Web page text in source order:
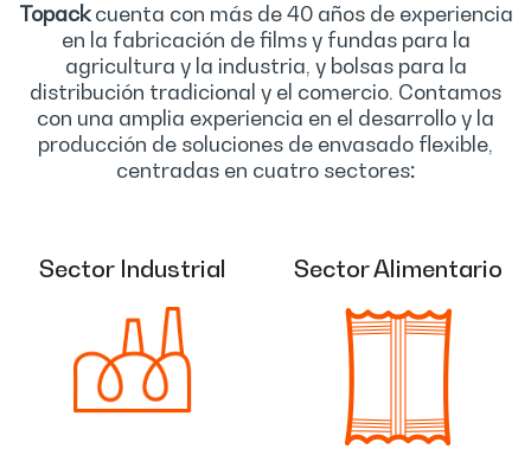
Topackcuenta con más de 40 años de experiencia
en la fabricación de films y fundas para la
agricultura y la industria, y bolsas para la
distribución tradicional y el comercio. Contamos
con una amplia experiencia en el desarrollo y la
producción de soluciones de envasado flexible,
centradas en cuatro sectores:
Sector Industrial Sector Alimentario